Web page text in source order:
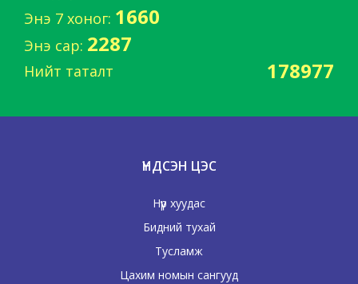
Энэ 7 хоног: 1660
Энэ сар: 2287
Нийт таталт 178977
ҮНДСЭН ЦЭС
Нүүр хуудас
Бидний тухай
Тусламж
Цахим номын сангууд